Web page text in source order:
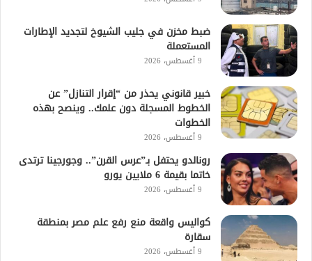
ضبط مخزن في جليب الشيوخ لتجديد الإطارات
المستعملة
9 أغسطس، 2026
خبير قانوني يحذر من “إقرار التنازل” عن
الخطوط المسجلة دون علمك.. وينصح بهذه
الخطوات
9 أغسطس، 2026
رونالدو يحتفل بـ”عرس القرن”.. وجورجينا ترتدى
خاتما بقيمة 6 ملايين يورو
9 أغسطس، 2026
كواليس واقعة منع رفع علم مصر بمنطقة
سقارة
9 أغسطس، 2026